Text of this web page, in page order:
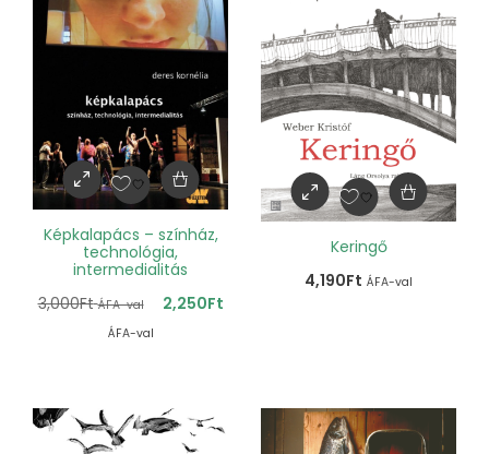
Képkalapács – színház,
technológia,
intermedialitás
3,000Ft ÁFA-val 2,250Ft
ÁFA-val
Keringő
4,190Ft ÁFA-val